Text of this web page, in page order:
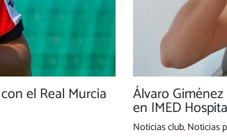
el Real Murcia Álvaro
en IMED
Noticias club,Noticias